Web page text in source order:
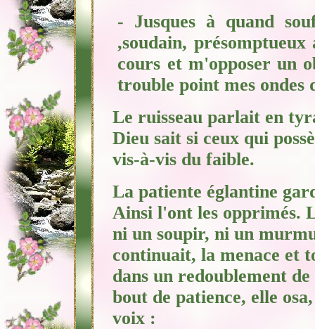
- Jusques à quand
,soudain,
cours etm'opposer un
trouble point mes
Le ruisseau parlait en
Dieu saitsi ceux qui
vis-à-vis du faible.
La patiente églantine
Ainsil'ont les opprimés.
ni un soupir, ni un
continuait, la menace et
dans un redoublement
bout de patience, elle
voix :